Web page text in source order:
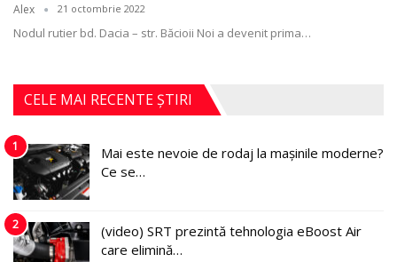
Alex 21 octombrie 2022
Nodul rutier bd. Dacia – str. Băcioii Noi a devenit prima…
CELE MAI RECENTE ȘTIRI
1
Mai este nevoie de rodaj la mașinile moderne?
Ce se…
2
(video) SRT prezintă tehnologia eBoost Air
care elimină…